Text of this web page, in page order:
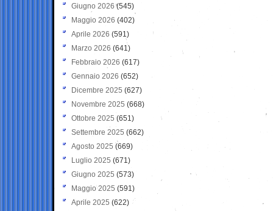
Giugno 2026 (545)
Maggio 2026 (402)
Aprile 2026 (591)
Marzo 2026 (641)
Febbraio 2026 (617)
Gennaio 2026 (652)
Dicembre 2025 (627)
Novembre 2025 (668)
Ottobre 2025 (651)
Settembre 2025 (662)
Agosto 2025 (669)
Luglio 2025 (671)
Giugno 2025 (573)
Maggio 2025 (591)
Aprile 2025 (622)